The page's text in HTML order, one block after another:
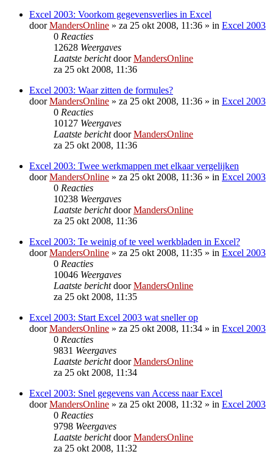
Excel 2003: Voorkom gegevensverlies in Excel
doorMandersOnline » za 25 okt 2008, 11:36 » in Excel 2003
0 Reacties
12628 Weergaves
Laatste berichtdoorMandersOnline
za 25 okt 2008, 11:36
Excel 2003: Waar zitten de formules?
doorMandersOnline » za 25 okt 2008, 11:36 » in Excel 2003
0 Reacties
10127 Weergaves
Laatste berichtdoorMandersOnline
za 25 okt 2008, 11:36
Excel 2003: Twee werkmappen met elkaar vergelijken
doorMandersOnline » za 25 okt 2008, 11:36 » in Excel 2003
0 Reacties
10238 Weergaves
Laatste berichtdoorMandersOnline
za 25 okt 2008, 11:36
Excel 2003: Te weinig of te veel werkbladen in Excel?
doorMandersOnline » za 25 okt 2008, 11:35 » in Excel 2003
0 Reacties
10046 Weergaves
Laatste berichtdoorMandersOnline
za 25 okt 2008, 11:35
Excel 2003: Start Excel 2003 wat sneller op
doorMandersOnline » za 25 okt 2008, 11:34 » in Excel 2003
0 Reacties
9831 Weergaves
Laatste berichtdoorMandersOnline
za 25 okt 2008, 11:34
Excel 2003: Snel gegevens van Access naar Excel
doorMandersOnline » za 25 okt 2008, 11:32 » in Excel 2003
0 Reacties
9798 Weergaves
Laatste berichtdoorMandersOnline
za 25 okt 2008, 11:32